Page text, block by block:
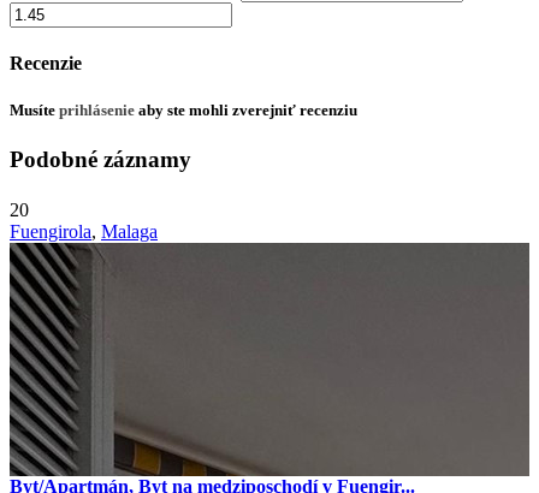
Recenzie
Musíte prihlásenie aby ste mohli zverejniť recenziu
Podobné záznamy
20
Fuengirola, Malaga
Byt/Apartmán, Byt na medziposchodí v Fuengir...